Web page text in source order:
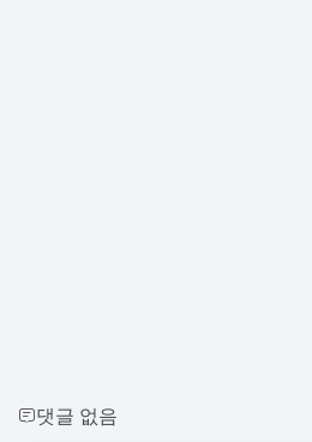
댓글 없음